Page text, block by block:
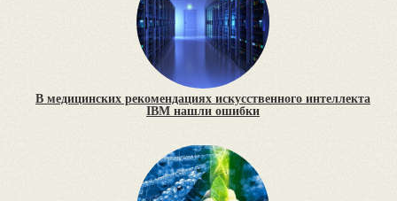
В медицинских рекомендациях искусственного интеллекта
IBM нашли ошибки